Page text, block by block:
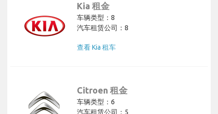
Kia 租金
车辆类型：8
汽车租赁公司：8
查看 Kia 租车
Citroen 租金
车辆类型：6
汽车租赁公司：5